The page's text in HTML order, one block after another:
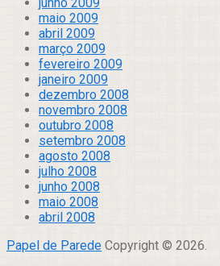
maio 2009
abril 2009
março 2009
fevereiro 2009
janeiro 2009
dezembro 2008
novembro 2008
outubro 2008
setembro 2008
agosto 2008
julho 2008
junho 2008
maio 2008
abril 2008
Papel de Parede Copyright © 2026.